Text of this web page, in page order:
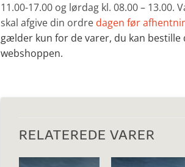
11.00-17.00 og lørdag kl. 08.00 –
skal afgive din ordre dagen før
gælder kun for de varer, du kan bestille
webshoppen.
RELATEREDE VARER